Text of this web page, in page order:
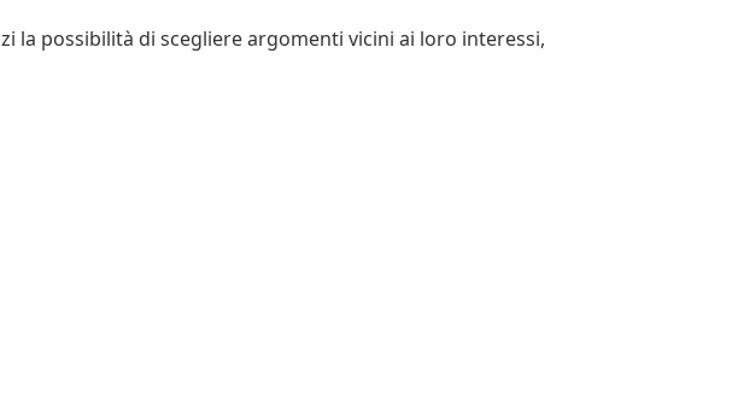
la possibilità di scegliere argomenti vicini ai loro interessi,